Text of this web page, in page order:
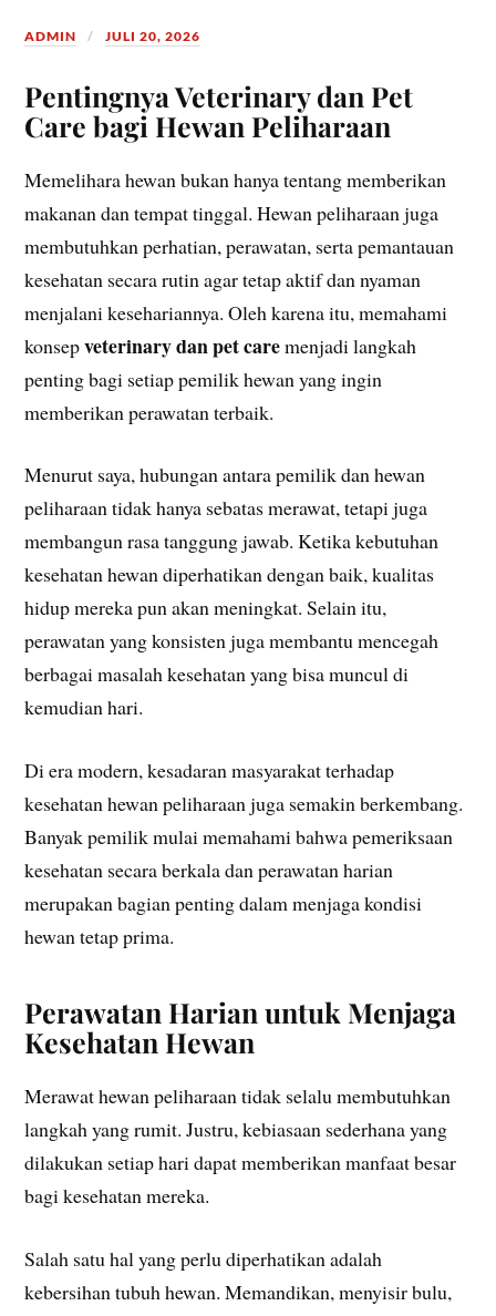
ADMIN JULI 20, 2026
Pentingnya Veterinary dan Pet
Care bagi Hewan Peliharaan
Memelihara hewan bukan hanya tentang memberikan
makanan dan tempat tinggal. Hewan peliharaan juga
membutuhkan perhatian, perawatan, serta pemantauan
kesehatan secara rutin agar tetap aktif dan nyaman
menjalani kesehariannya. Oleh karena itu, memahami
konsepveterinary dan pet caremenjadi langkah
penting bagi setiap pemilik hewan yang ingin
memberikan perawatan terbaik.
Menurut saya, hubungan antara pemilik dan hewan
peliharaan tidak hanya sebatas merawat, tetapi juga
membangun rasa tanggung jawab. Ketika kebutuhan
kesehatan hewan diperhatikan dengan baik, kualitas
hidup mereka pun akan meningkat. Selain itu,
perawatan yang konsisten juga membantu mencegah
berbagai masalah kesehatan yang bisa muncul di
kemudian hari.
Di era modern, kesadaran masyarakat terhadap
kesehatan hewan peliharaan juga semakin berkembang.
Banyak pemilik mulai memahami bahwa pemeriksaan
kesehatan secara berkala dan perawatan harian
merupakan bagian penting dalam menjaga kondisi
hewan tetap prima.
Perawatan Harian untuk Menjaga
Kesehatan Hewan
Merawat hewan peliharaan tidak selalu membutuhkan
langkah yang rumit. Justru, kebiasaan sederhana yang
dilakukan setiap hari dapat memberikan manfaat besar
bagi kesehatan mereka.
Salah satu hal yang perlu diperhatikan adalah
kebersihan tubuh hewan. Memandikan, menyisir bulu,